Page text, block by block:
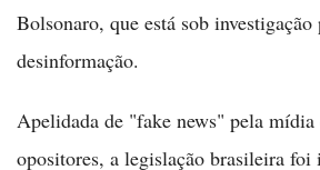
Bolsonaro, que está sob investigação
desinformação.
Apelidada de "fake news" pela mídia
opositores, a legislação brasileira foi